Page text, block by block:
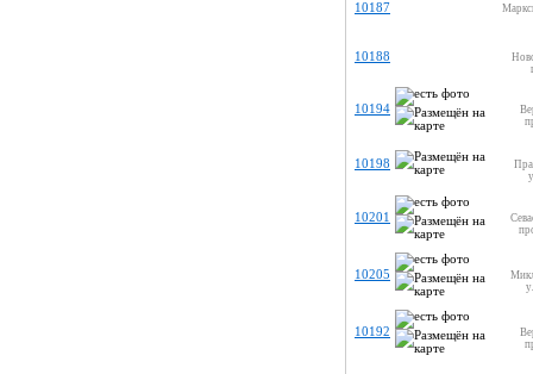
10187
10188
10194
10198
10201
10205
10192